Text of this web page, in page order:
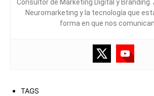
Consultor de Marketing Digital y Branding.
Neuromarketing y la tecnología que
forma en que nos
TAGS